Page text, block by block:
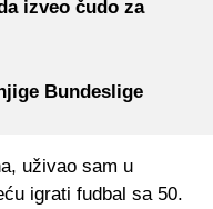
izveo čudo za
Bundeslige
uživao sam u
igrati fudbal sa 50.